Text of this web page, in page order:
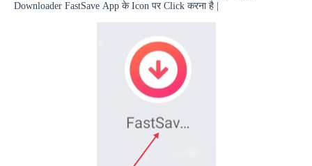
Downloader FastSave App के Icon पर Click करना है |